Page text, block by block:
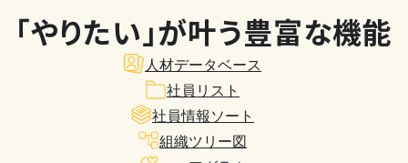
「やりたい」が叶う豊富な機能
人材データベース
社員リスト
社員情報ソート
組織ツリー図